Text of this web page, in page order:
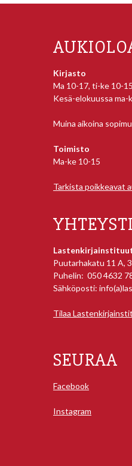
Kirjasto
Ma 10-17, ti-ke 10-15
Kesä-elokuussa ma-
Muina aikoina
Toimisto
Ma-ke 10-15
Tarkista poikkeavat
Puutarhakatu 11 A,
Puhelin: 050 4632
Sähköposti:
Tilaa
SEURAA
Facebook
Instagram